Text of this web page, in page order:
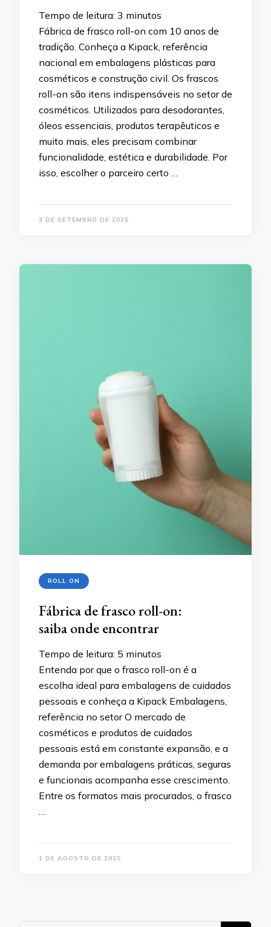
Tempo de leitura: 3 minutos
Fábrica de frasco roll-on com 10 anos de
tradição. Conheça a Kipack, referência
nacional em embalagens plásticas para
cosméticos e construção civil. Os frascos
roll-on são itens indispensáveis no setor de
cosméticos. Utilizados para desodorantes,
óleos essenciais, produtos terapêuticos e
muito mais, eles precisam combinar
funcionalidade, estética e durabilidade. Por
isso, escolher o parceiro certo …
3 DE SETEMBRO DE 2025
ROLL ON
Fábrica de frasco roll-on:
saiba onde encontrar
Tempo de leitura: 5 minutos
Entenda por que o frasco roll-on é a
escolha ideal para embalagens de cuidados
pessoais e conheça a Kipack Embalagens,
referência no setor O mercado de
cosméticos e produtos de cuidados
pessoais está em constante expansão, e a
demanda por embalagens práticas, seguras
e funcionais acompanha esse crescimento.
Entre os formatos mais procurados, o frasco
…
1 DE AGOSTO DE 2025